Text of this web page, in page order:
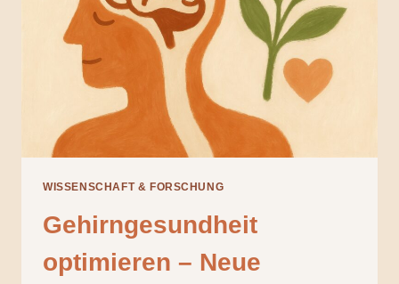
WISSENSCHAFT & FORSCHUNG
Gehirngesundheit
optimieren – Neue